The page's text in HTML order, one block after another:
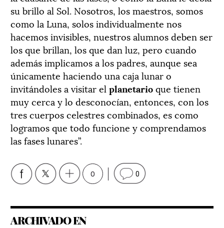
su brillo al Sol. Nosotros, los maestros, somos
como la Luna, solos individualmente nos
hacemos invisibles, nuestros alumnos deben ser
los que brillan, los que dan luz, pero cuando
además implicamos a los padres, aunque sea
únicamente haciendo una caja lunar o
invitándoles a visitar el planetarioque tienen
muy cerca y lo desconocían, entonces, con los
tres cuerpos celestres combinados, es como
logramos que todo funcione y comprendamos
las fases lunares”.
0 0
ARCHIVADO EN